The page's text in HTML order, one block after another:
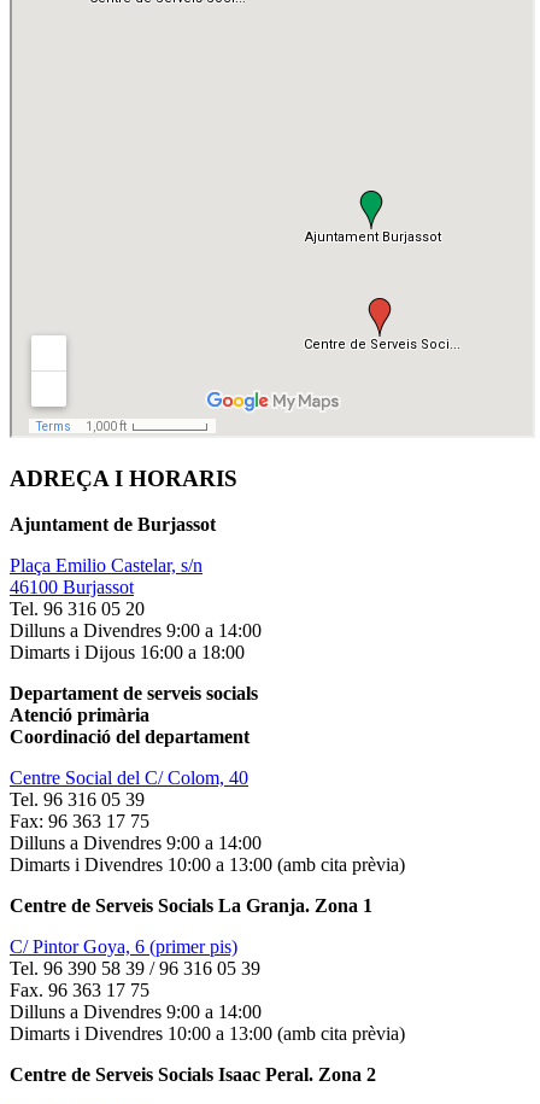
ADREÇA I HORARIS
Ajuntament de Burjassot
Plaça Emilio Castelar, s/n
46100 Burjassot
Tel. 96 316 05 20
Dilluns a Divendres 9:00 a 14:00
Dimarts i Dijous 16:00 a 18:00
Departament de serveis socials
Atenció primària
Coordinació del departament
Centre Social del C/ Colom, 40
Tel. 96 316 05 39
Fax: 96 363 17 75
Dilluns a Divendres 9:00 a 14:00
Dimarts i Divendres 10:00 a 13:00 (amb cita prèvia)
Centre de Serveis Socials La Granja. Zona 1
C/ Pintor Goya, 6 (primer pis)
Tel. 96 390 58 39 / 96 316 05 39
Fax. 96 363 17 75
Dilluns a Divendres 9:00 a 14:00
Dimarts i Divendres 10:00 a 13:00 (amb cita prèvia)
Centre de Serveis Socials Isaac Peral. Zona 2